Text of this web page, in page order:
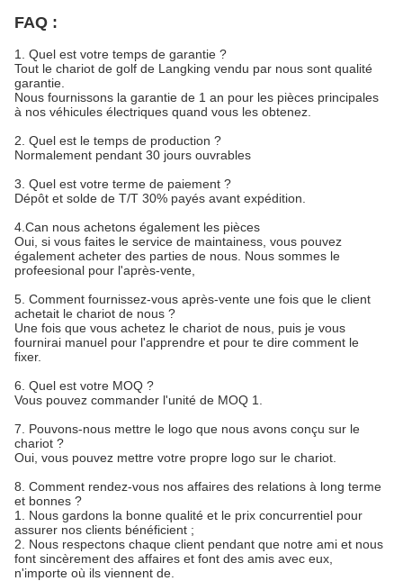
FAQ :
1. Quel est votre temps de garantie ?
Tout le chariot de golf de Langking vendu par nous sont qualité
garantie.
Nous fournissons la garantie de 1 an pour les pièces principales
à nos véhicules électriques quand vous les obtenez.
2. Quel est le temps de production ?
Normalement pendant 30 jours ouvrables
3. Quel est votre terme de paiement ?
Dépôt et solde de T/T 30% payés avant expédition.
4.Can nous achetons également les pièces
Oui, si vous faites le service de maintainess, vous pouvez
également acheter des parties de nous. Nous sommes le
profeesional pour l'après-vente,
5. Comment fournissez-vous après-vente une fois que le client
achetait le chariot de nous ?
Une fois que vous achetez le chariot de nous, puis je vous
fournirai manuel pour l'apprendre et pour te dire comment le
fixer.
6. Quel est votre MOQ ?
Vous pouvez commander l'unité de MOQ 1.
7. Pouvons-nous mettre le logo que nous avons conçu sur le
chariot ?
Oui, vous pouvez mettre votre propre logo sur le chariot.
8. Comment rendez-vous nos affaires des relations à long terme
et bonnes ?
1. Nous gardons la bonne qualité et le prix concurrentiel pour
assurer nos clients bénéficient ;
2. Nous respectons chaque client pendant que notre ami et nous
font sincèrement des affaires et font des amis avec eux,
n'importe où ils viennent de.